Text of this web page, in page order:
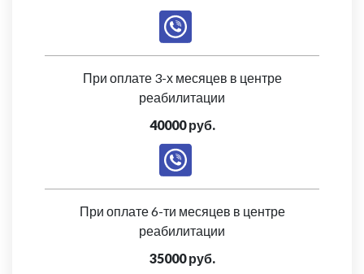
При оплате 3-х месяцев в центре
реабилитации
40000 руб.
При оплате 6-ти месяцев в центре
реабилитации
35000 руб.